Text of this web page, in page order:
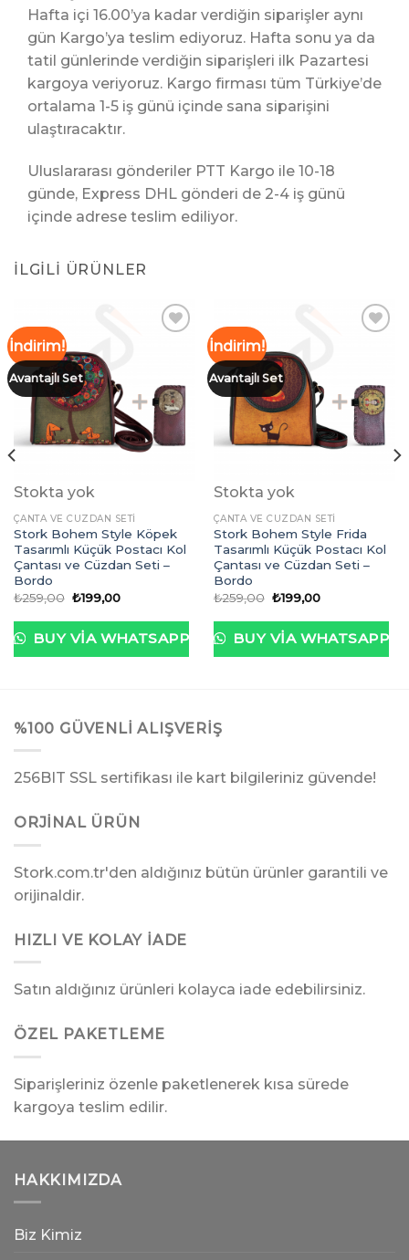
Hafta içi 16.00’ya kadar verdiğin siparişler aynı
gün Kargo’ya teslim ediyoruz. Hafta sonu ya da
tatil günlerinde verdiğin siparişleri ilk Pazartesi
kargoya veriyoruz. Kargo firması tüm Türkiye’de
ortalama 1-5 iş günü içinde sana siparişini
ulaştıracaktır.
Uluslararası gönderiler PTT Kargo ile 10-18
günde, Express DHL gönderi de 2-4 iş günü
içinde adrese teslim ediliyor.
İLGILI ÜRÜNLER
İndirim!
Avantajlı Set
Listeme
Ekle
Stokta yok
ÇANTA VE CÜZDAN SETI
Stork Bohem Style Köpek
Tasarımlı Küçük Postacı Kol
Çantası ve Cüzdan Seti –
Bordo
₺259,00 Orijinal
₺259,00.
₺199,00Şu
fiyat:
₺199,00.
BUY VIA WHATSAPP
İndirim!
Avantajlı Set
Listeme
Ekle
Stokta yok
ÇANTA VE CÜZDAN SETI
Stork Bohem Style Frida
Tasarımlı Küçük Postacı Kol
Çantası ve Cüzdan Seti –
Bordo
₺259,00 Orijinal
₺259,00.
₺199,00Şu
fiyat:
₺199,00.
BUY VIA WHATSAPP
%100 GÜVENLI ALIŞVERIŞ
256BIT SSL sertifikası ile kart bilgileriniz güvende!
ORJINAL ÜRÜN
Stork.com.tr'den aldığınız bütün ürünler garantili ve
orijinaldir.
HIZLI VE KOLAY İADE
Satın aldığınız ürünleri kolayca iade edebilirsiniz.
ÖZEL PAKETLEME
Siparişleriniz özenle paketlenerek kısa sürede
kargoya teslim edilir.
HAKKIMIZDA
Biz Kimiz